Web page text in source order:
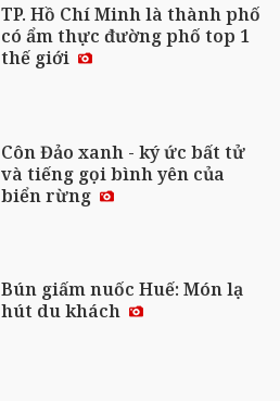
TP. Hồ Chí Minh là thành phố
có ẩm thực đường phố top 1
thế giới
Côn Đảo xanh - ký ức bất tử
và tiếng gọi bình yên của
biển rừng
Bún giấm nuốc Huế: Món lạ
hút du khách